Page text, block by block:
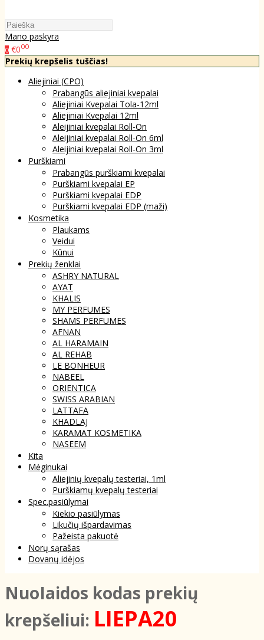
Mano paskyra
0 €000
Prekių krepšelis tuščias!
Aliejiniai (CPO)
Prabangūs aliejiniai kvepalai
Aliejiniai Kvepalai Tola-12ml
Aliejiniai Kvepalai 12ml
Aleijiniai kvepalai Roll-On
Aleijiniai kvepalai Roll-On 6ml
Aleijiniai kvepalai Roll-On 3ml
Purškiami
Prabangūs purškiami kvepalai
Purškiami kvepalai EP
Purškiami kvepalai EDP
Purškiami kvepalai EDP (maži)
Kosmetika
Plaukams
Veidui
Kūnui
Prekių ženklai
ASHRY NATURAL
AYAT
KHALIS
MY PERFUMES
SHAMS PERFUMES
AFNAN
AL HARAMAIN
AL REHAB
LE BONHEUR
NABEEL
ORIENTICA
SWISS ARABIAN
LATTAFA
KHADLAJ
KARAMAT KOSMETIKA
NASEEM
Kita
Mėginukai
Aliejinių kvepalų testeriai, 1ml
Purškiamų kvepalų testeriai
Spec.pasiūlymai
Kiekio pasiūlymas
Likučių išpardavimas
Pažeista pakuotė
Norų sąrašas
Dovanų idėjos
NuoIaidos kodas prekių
krepšeliui: LIEPA20